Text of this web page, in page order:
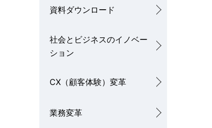
資料ダウンロード
社会とビジネスのイノベー
ション
CX（顧客体験）変革
業務変革